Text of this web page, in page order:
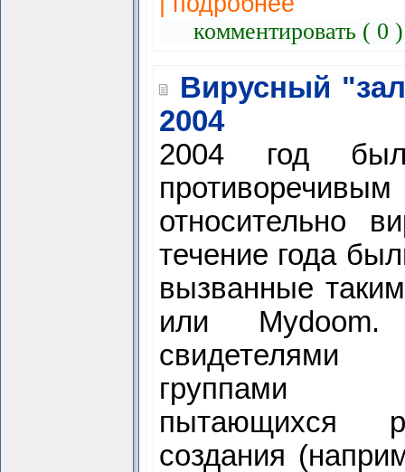
комментировать ( 0
Вирусный
2004
2004 год
относительно
течение года
вызванные
или
группами
пытающихся
создания